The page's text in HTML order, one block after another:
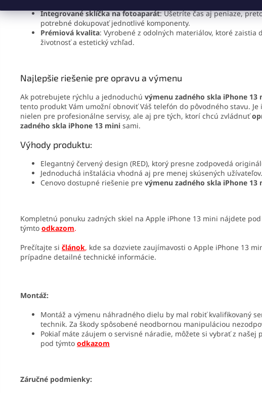
Integrované sklíčka na fotoaparát: Ušetríte čas aj peniaze,
potrebné dokupovať jednotlivé komponenty.
Prémiová kvalita: Vyrobené z odolných materiálov, ktoré zaistia
životnosť a estetický vzhľad.
Najlepšie riešenie pre opravu a výmenu
Ak potrebujete rýchlu a jednoduchú výmenu zadného skla iPhone 13
tento produkt Vám umožní obnoviť Váš telefón do pôvodného stavu. Je
nielen pre profesionálne servisy, ale aj pre tých, ktorí chcú zvládnuť
zadného skla iPhone 13 mini sami.
Výhody produktu:
Elegantný červený design (RED), ktorý presne zodpovedá
Jednoduchá inštalácia vhodná aj pre menej skúsených užívateľov.
Cenovo dostupné riešenie pre výmenu zadného skla iPhone 13
Kompletnú ponuku zadných skiel na Apple iPhone 13 mini nájdete pod
týmto odkazom.
Prečítajte si článok, kde sa dozviete zaujímavosti o Apple iPhone 13
prípadne detailné technické informácie.
Montáž:
Montáž a výmenu náhradného dielu by mal robiť kvalifikovaný
technik. Za škody spôsobené neodbornou manipuláciou
Pokiaľ máte záujem o servisné náradie, môžete si vybrať z našej
pod týmto odkazom
Záručné podmienky: